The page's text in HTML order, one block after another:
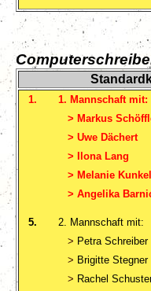
1.
1. Mannschaft mit:
> Markus
> Uwe Dächert
>
Ilona Lang
> Melanie Kunkel
> Angelika
5.
2. Mannschaft mit:
> Petra Schreiber
> Brigitte Stegner
> Rachel